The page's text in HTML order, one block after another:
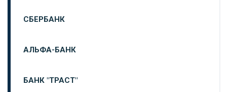
СБЕРБАНК
АЛЬФА-БАНК
БАНК "ТРАСТ"